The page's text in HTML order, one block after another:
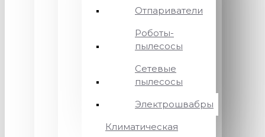
Отпариватели
Роботы-
пылесосы
Сетевые
пылесосы
Электрошвабры
Климатическая